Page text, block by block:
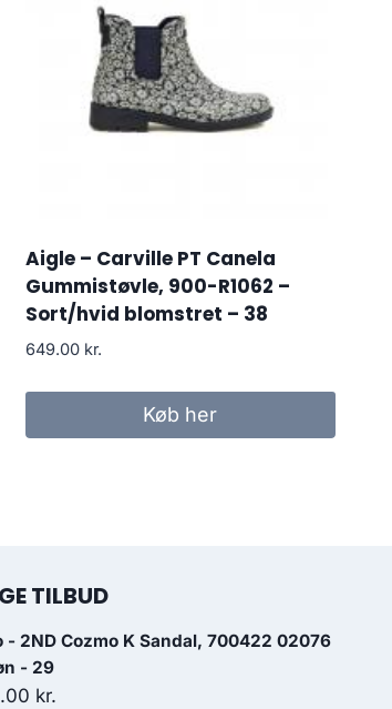
Aigle – Carville PT Canela
Gummistøvle, 900-R1062 –
Sort/hvid blomstret – 38
649.00 kr.
Køb her
TILBUD
- 2ND Cozmo K Sandal, 700422 02076
- 29
kr.